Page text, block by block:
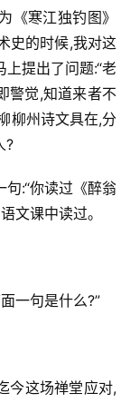
《寒江独钓图》
史的时候,我对这
提出了问题:“老
警觉,知道来者不
柳州诗文具在,分
?
:“你读过《醉翁
文课中读过。
一句是什么?”
今这场禅堂应对,